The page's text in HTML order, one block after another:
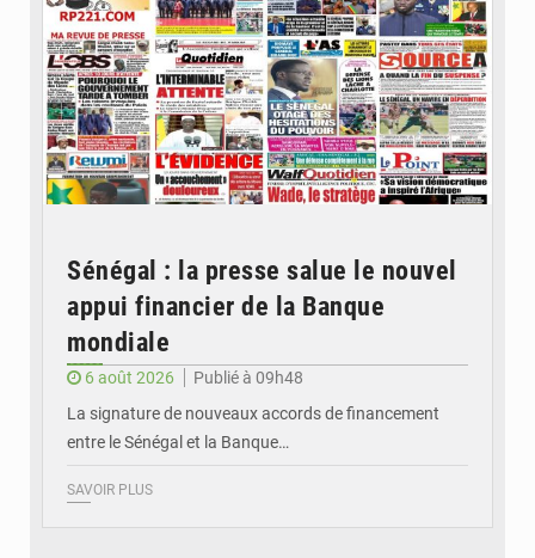
Sénégal : la presse salue le nouvel
appui financier de la Banque
mondiale
6 août 2026
Publié à 09h48
La signature de nouveaux accords de financement
entre le Sénégal et la Banque…
SAVOIR PLUS